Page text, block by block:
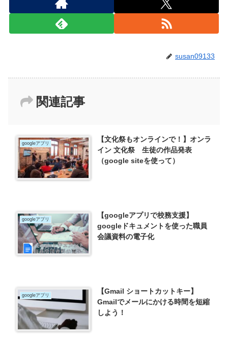
susan09133
関連記事
googleアプリ
【文化祭もオンラインで！】オンラ
イン 文化祭 生徒の作品発表
（google siteを使って）
googleアプリ
【googleアプリで校務支援】
googleドキュメントを使った職員
会議資料の電子化
googleアプリ
【Gmail ショートカットキー】
Gmailでメールにかける時間を短縮
しよう！